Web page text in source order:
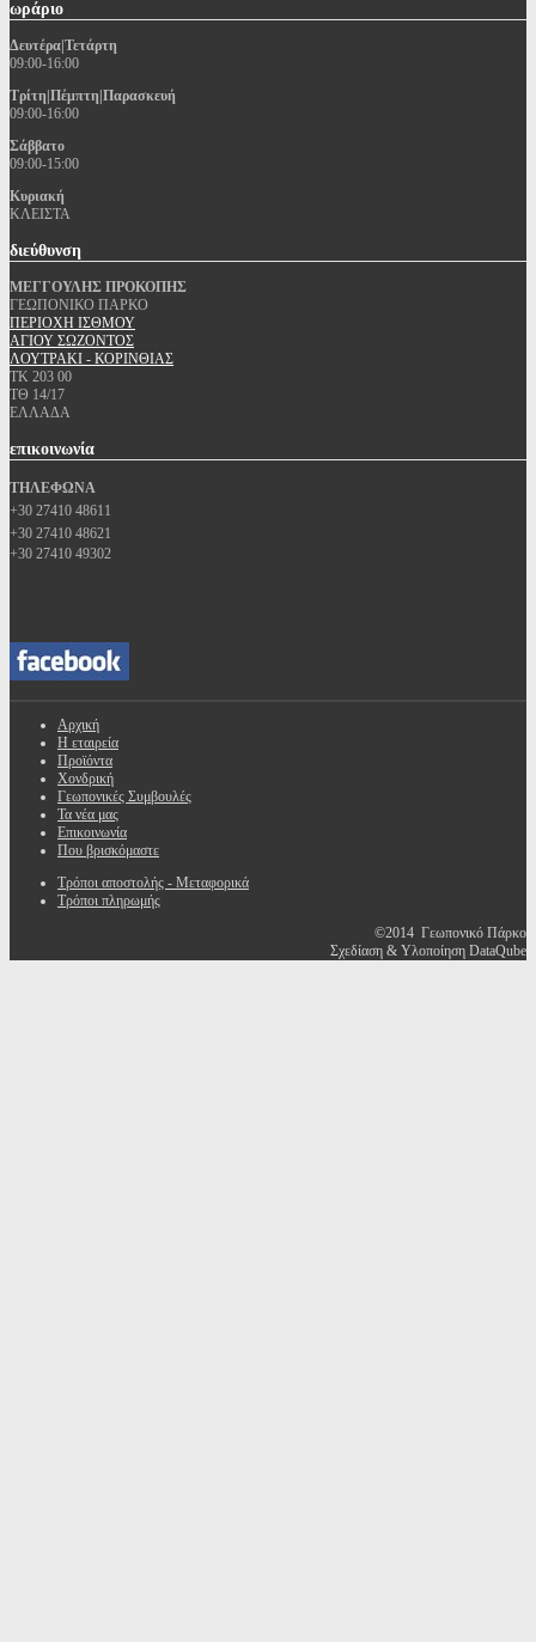
ωράριο
Δευτέρα|Τετάρτη
09:00-16:00
Τρίτη|Πέμπτη|Παρασκευή
09:00-16:00
Σάββατο
09:00-15:00
Κυριακή
ΚΛΕΙΣΤΑ
διεύθυνση
ΜΕΓΓΟΥΛΗΣ ΠΡΟΚΟΠΗΣ
ΓΕΩΠΟΝΙΚΟ ΠΑΡΚΟ
ΠΕΡΙΟΧΗ ΙΣΘΜΟΥ
ΑΓΙΟΥ ΣΩΖΟΝΤΟΣ
ΛΟΥΤΡΑΚΙ - ΚΟΡΙΝΘΙΑΣ
ΤΚ 203 00
ΤΘ 14/17
ΕΛΛΑΔΑ
επικοινωνία
ΤΗΛΕΦΩΝΑ
+30 27410 48611
+30 27410 48621
+30 27410 49302
Αρχική
Η εταιρεία
Προϊόντα
Χονδρική
Γεωπονικές Συμβουλές
Τα νέα μας
Επικοινωνία
Που βρισκόμαστε
Τρόποι αποστολής - Μεταφορικά
Τρόποι πληρωμής
©2014 Γεωπονικό Πάρκο
Σχεδίαση & Υλοποίηση DataQube